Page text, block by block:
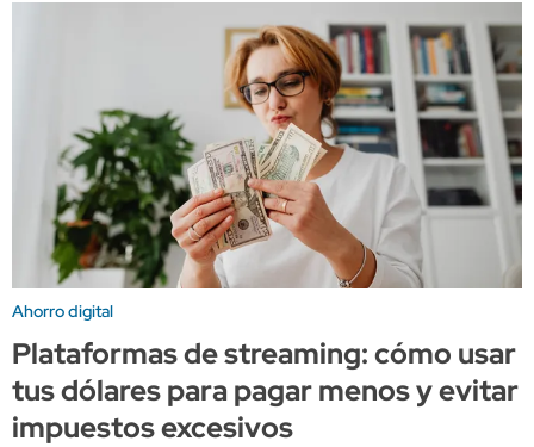
Ahorro digital
Plataformas de streaming: cómo usar
tus dólares para pagar menos y evitar
impuestos excesivos